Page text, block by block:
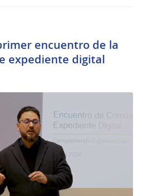
encuentro de la
expediente digital